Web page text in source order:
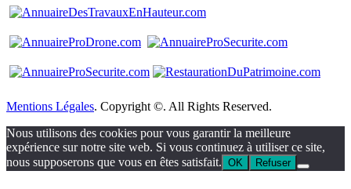
Mentions Légales. Copyright ©. All Rights Reserved.
Nous utilisons des cookies pour vous garantir la meilleure
expérience sur notre site web. Si vous continuez à utiliser ce site,
nous supposerons que vous en êtes satisfait. OK Refuser